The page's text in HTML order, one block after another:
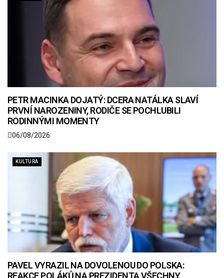
PETR MACINKA DOJATÝ: DCERA NATÁLKA SLAVÍ
PRVNÍ NAROZENINY, RODIČE SE POCHLUBILI
RODINNÝMI MOMENTY
06/08/2026
KULTURA
PAVEL VYRAZIL NA DOVOLENOU DO POLSKA:
REAKCE POLÁKŮ NA PREZIDENTA VŠECHNY